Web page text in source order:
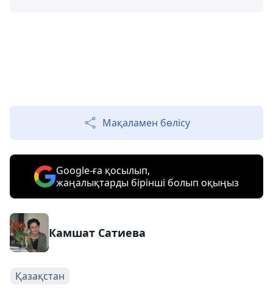
Мақаламен бөлісу
Google-ға қосылып,
жаңалықтарды бірінші болып оқыңыз
Камшат Сатиева
Қазақстан